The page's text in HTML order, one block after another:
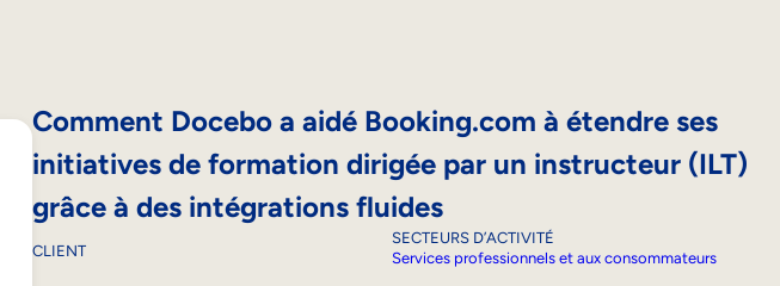
Comment Docebo a aidé Booking.com à étendre ses
initiatives de formation dirigée par un instructeur (ILT)
grâce à des intégrations fluides
CLIENT
SECTEURS D’ACTIVITÉ
Services professionnels et aux consommateurs